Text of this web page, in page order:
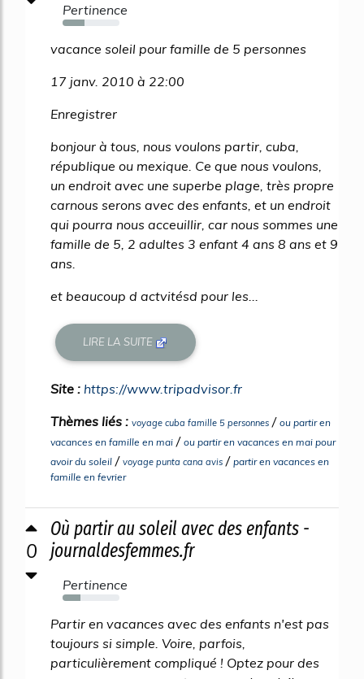
Pertinence
38%
vacance soleil pour famille de 5 personnes
17 janv. 2010 à 22:00
Enregistrer
bonjour à tous, nous voulons partir, cuba,
république ou mexique. Ce que nous voulons,
un endroit avec une superbe plage, très propre
carnous serons avec des enfants, et un endroit
qui pourra nous acceuillir, car nous sommes une
famille de 5, 2 adultes 3 enfant 4 ans 8 ans et 9
ans.
et beaucoup d actvitésd pour les...
LIRE LA SUITE
Site : https://www.tripadvisor.fr
Thèmes liés : voyage cuba famille 5 personnes / ou partir en
vacances en famille en mai / ou partir en vacances en mai pour
avoir du soleil / voyage punta cana avis / partir en vacances en
famille en fevrier
0
Où partir au soleil avec des enfants -
journaldesfemmes.fr
Pertinence
32%
Partir en vacances avec des enfants n'est pas
toujours si simple. Voire, parfois,
particulièrement compliqué ! Optez pour des